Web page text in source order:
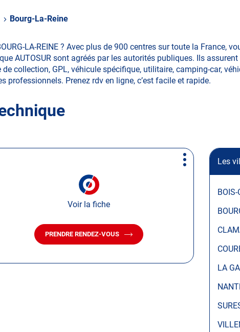
Bourg-La-Reine
LA-REINE ? Avec plus de 900 centres sur toute la France,
AUTOSUR sont agréés par les autorités publiques. Ils
de collection, GPL, véhicule spécifique, utilitaire, camping-car,
professionnels. Prenez rdv en ligne, c’est facile et rapide.
Les
BOIS-
LA
Voir la fiche
PRENDRE RENDEZ-VOUS
AVEC
LE
AUTOSUR
Plus
d'options